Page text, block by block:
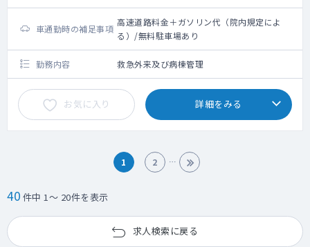
最寄駅からのタクシー代支給不可・路線バス
代支給可
車通勤時の補足事項
高速道路料金＋ガソリン代（院内規定によ
る）/無料駐車場あり
勤務内容 救急外来及び病棟管理
お気に入り 詳細をみる
1 2
40 件中 1～ 20件を表示
求人検索に戻る